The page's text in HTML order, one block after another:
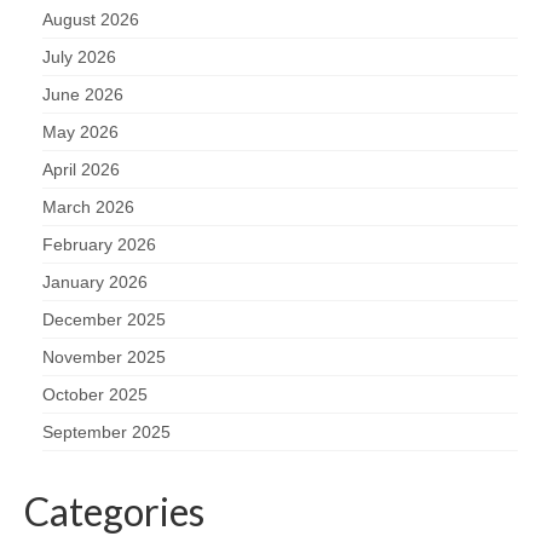
August 2026
July 2026
June 2026
May 2026
April 2026
March 2026
February 2026
January 2026
December 2025
November 2025
October 2025
September 2025
Categories